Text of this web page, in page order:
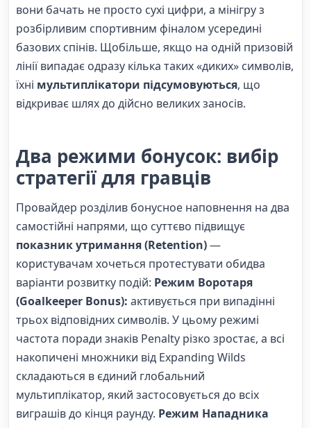
вони бачать не просто сухі цифри, а мінігру з
розбірливим спортивним фіналом усередині
базових спінів. Щобільше, якщо на одній призовій
лінії випадає одразу кілька таких «диких» символів,
їхні мультиплікатори підсумовуються, що
відкриває шлях до дійсно великих заносів.
Два режими бонусок: вибір
стратегії для гравців
Провайдер розділив бонусное наповнення на два
самостійні напрями, що суттєво підвищує
показник утримання (Retention)—
користувачам хочеться протестувати обидва
варіанти розвитку подій: Режим Воротаря
(Goalkeeper Bonus): активується при випадінні
трьох відповідних символів. У цьому режимі
частота поради знаків Penalty різко зростає, а всі
накопичені множники від Expanding Wilds
складаються в єдиний глобальний
мультиплікатор, який застосовується до всіх
виграшів до кінця раунду. Режим Нападника